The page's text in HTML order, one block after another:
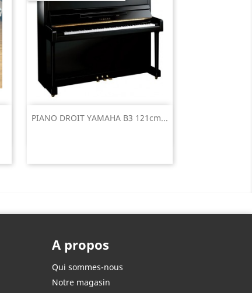
PIANO DROIT YAMAHA B3 121cm...
Aperçu rapide
A propos
Qui sommes-nous
Notre magasin